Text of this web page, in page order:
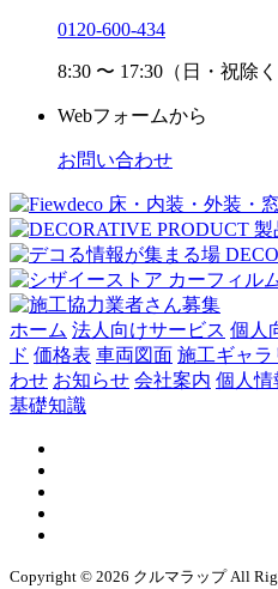
0120-600-434
8:30 〜 17:30（日・祝除く
Webフォームから
お問い合わせ
ホーム 法人向けサービス 個人
ド 価格表 車両図面 施工ギャラ
わせ お知らせ 会社案内 個人情
基礎知識
Copyright © 2026 クルマラップ All